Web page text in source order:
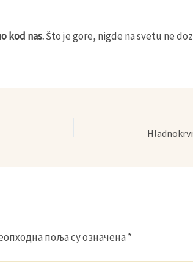
kod nas.Što je gore, nigde na svetu ne
поља су означена *